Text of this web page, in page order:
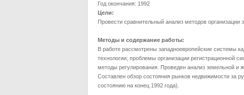
Год окончания: 1992
Цели:
Провести сравнительный анализ методов
Методы и содержание работы:
В работе рассмотрены западноевропейские системы
технологии; проблемы организации регистрационной
методы регулирования. Проведен анализ земельной и
Составлен обзор состояния рынков недвижимости за
состоянию на конец 1992 года).